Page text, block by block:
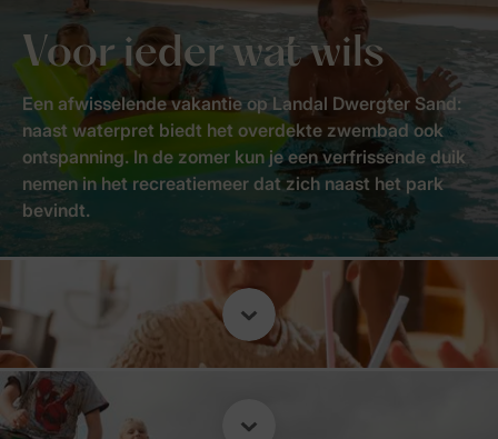
Voor ieder wat wils
Een afwisselende vakantie op Landal Dwergter Sand:
naast waterpret biedt het overdekte zwembad ook
ontspanning. In de zomer kun je een verfrissende duik
nemen in het recreatiemeer dat zich naast het park
bevindt.